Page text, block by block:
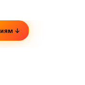
↓